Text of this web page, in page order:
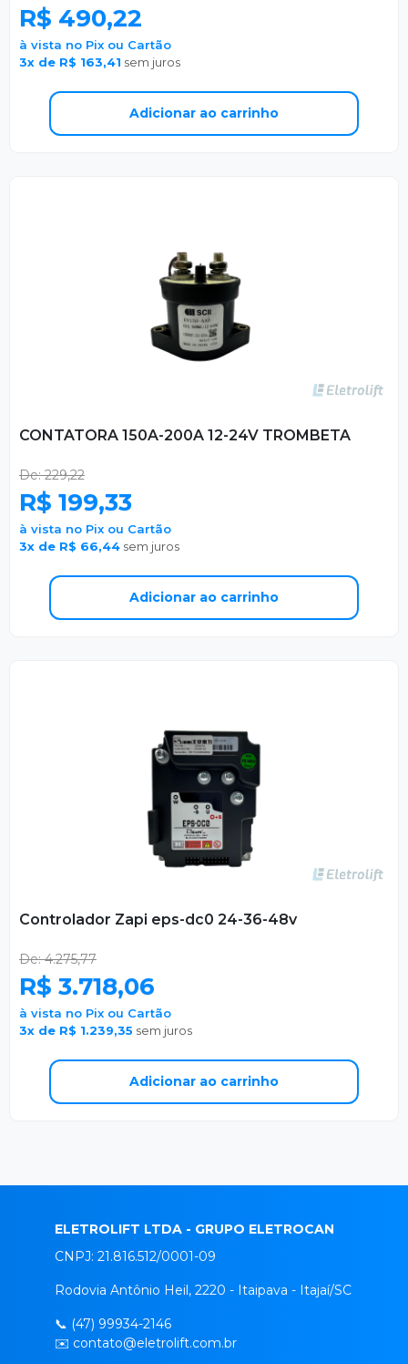
R$ 490,22
à vista no Pix ou Cartão
3x de R$ 163,41 sem juros
Adicionar ao carrinho
CONTATORA 150A-200A 12-24V TROMBETA
De: 229,22
R$ 199,33
à vista no Pix ou Cartão
3x de R$ 66,44 sem juros
Adicionar ao carrinho
Controlador Zapi eps-dc0 24-36-48v
De: 4.275,77
R$ 3.718,06
à vista no Pix ou Cartão
3x de R$ 1.239,35 sem juros
Adicionar ao carrinho
ELETROLIFT LTDA - GRUPO ELETROCAN
CNPJ: 21.816.512/0001-09
Rodovia Antônio Heil, 2220 - Itaipava - Itajaí/SC
📞 (47) 99934-2146
✉️ contato@eletrolift.com.br